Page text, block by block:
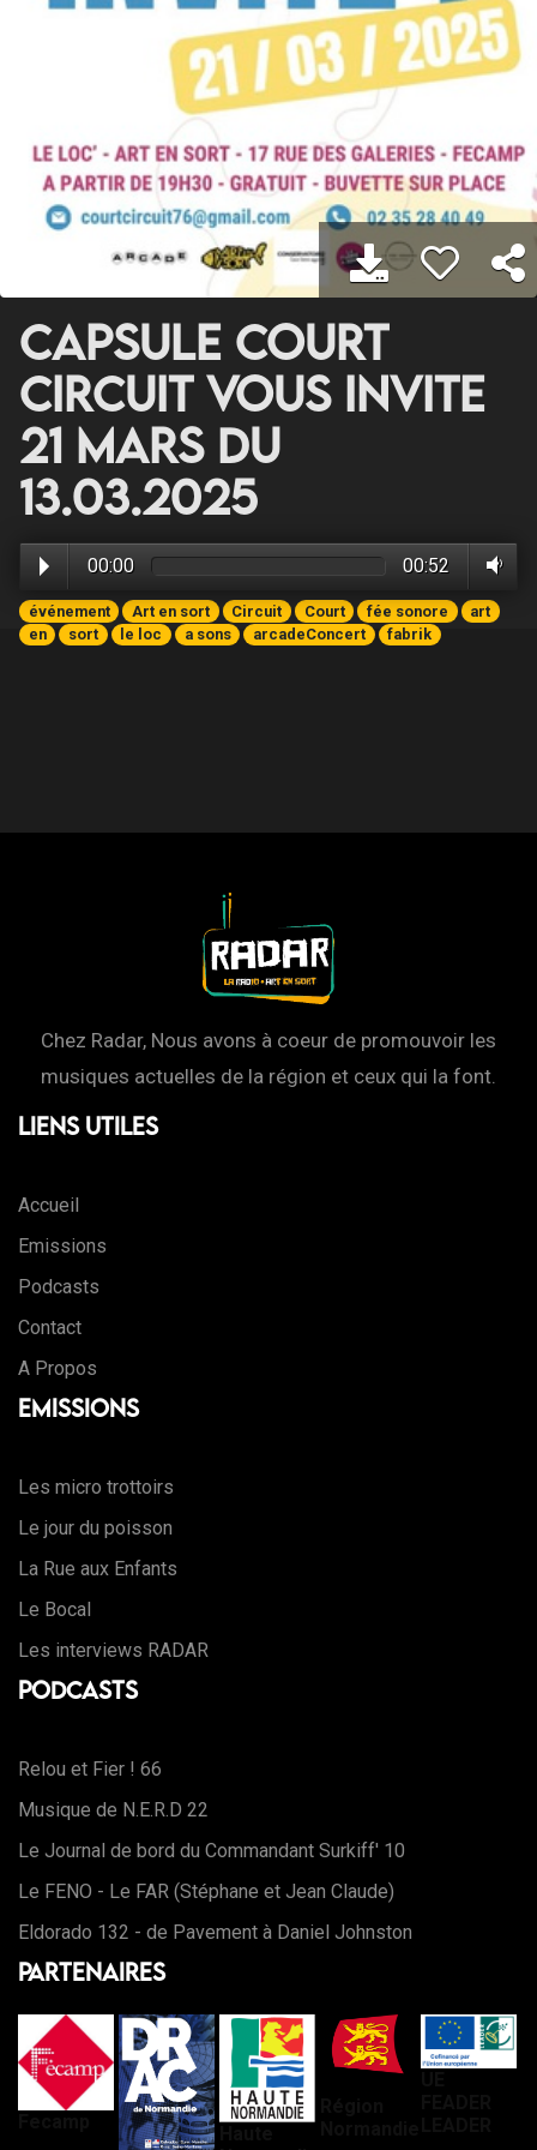
Capsule Court
circuit vous invite
21 Mars du
13.03.2025
00:00 00:52
événement Art en sort Circuit Court fée sonore
art
en
sort le loc a sons arcadeConcert fabrik
Chez Radar, Nous avons à coeur de promouvoir les
musiques actuelles de la région et ceux qui la font.
Liens Utiles
Accueil
Emissions
Podcasts
Contact
A Propos
Emissions
Les micro trottoirs
Le jour du poisson
La Rue aux Enfants
Le Bocal
Les interviews RADAR
Podcasts
Relou et Fier ! 66
Musique de N.E.R.D 22
Le Journal de bord du Commandant Surkiff' 10
Le FENO - Le FAR (Stéphane et Jean Claude)
Eldorado 132 - de Pavement à Daniel Johnston
Partenaires